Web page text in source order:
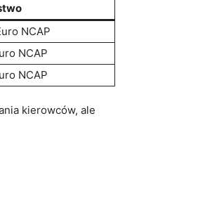
NCAP
NCAP
NCAP
kierowców, ale